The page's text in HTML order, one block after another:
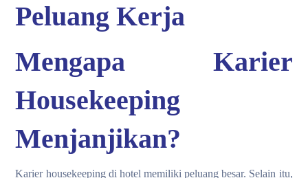
Peluang Kerja
Mengapa Karier
Housekeeping
Menjanjikan?
Karier housekeeping di hotel memiliki peluang besar. Selain itu,